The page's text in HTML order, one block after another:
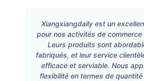
Xiangxiangdaily est un
pour nos activités de commerce
Leurs produits sont
fabriqués, et leur service
efficace et serviable. Nous
flexibilité en termes de quantité